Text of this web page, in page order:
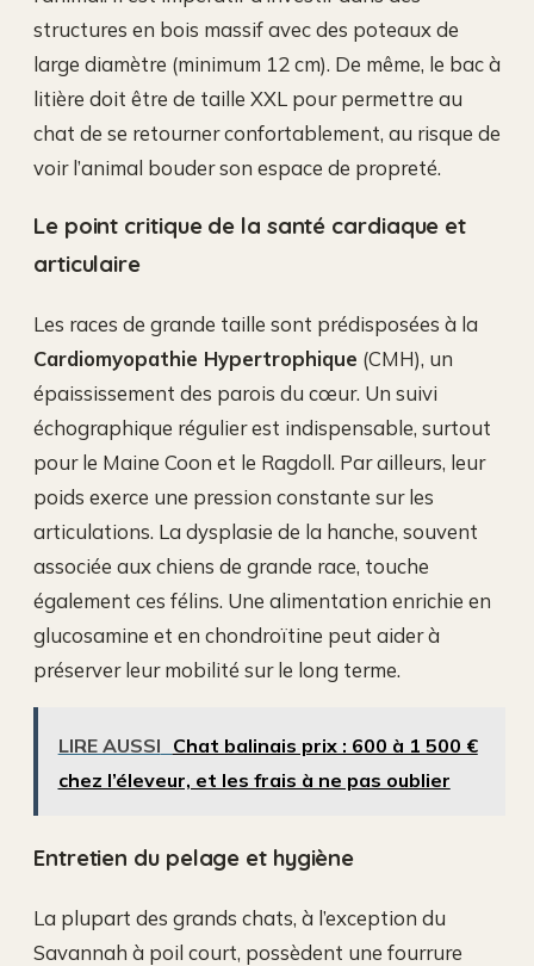
structures en bois massif avec des poteaux de
large diamètre (minimum 12 cm). De même, le bac à
litière doit être de taille XXL pour permettre au
chat de se retourner confortablement, au risque de
voir l’animal bouder son espace de propreté.
Le point critique de la santé cardiaque et
articulaire
Les races de grande taille sont prédisposées à la
Cardiomyopathie Hypertrophique (CMH), un
épaississement des parois du cœur. Un suivi
échographique régulier est indispensable, surtout
pour le Maine Coon et le Ragdoll. Par ailleurs, leur
poids exerce une pression constante sur les
articulations. La dysplasie de la hanche, souvent
associée aux chiens de grande race, touche
également ces félins. Une alimentation enrichie en
glucosamine et en chondroïtine peut aider à
préserver leur mobilité sur le long terme.
LIRE AUSSI Chat balinais prix : 600 à 1 500 €
chez l’éleveur, et les frais à ne pas oublier
Entretien du pelage et hygiène
La plupart des grands chats, à l’exception du
Savannah à poil court, possèdent une fourrure